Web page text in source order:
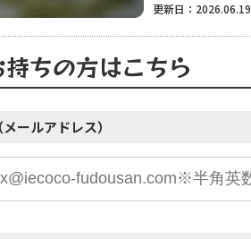
更新日：2026.06.19
ちの方はこちら
ールアドレス）